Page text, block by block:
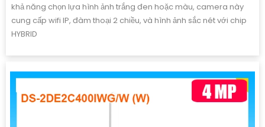
khả năng chọn lựa hình ảnh trắng đen hoặc màu, camera này
cung cấp wifi IP, đàm thoại 2 chiều, và hình ảnh sắc nét với chip
HYBRID